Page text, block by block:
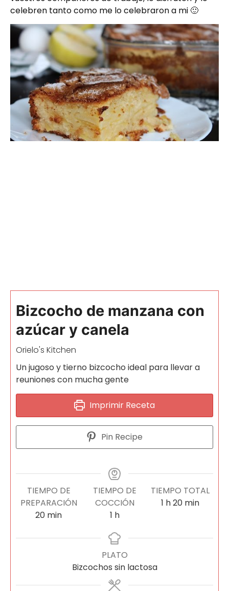
celebren tanto como me lo celebraron a mi 🙂
Bizcocho de manzana con
azúcar y canela
Orielo's Kitchen
Un jugoso y tierno bizcocho ideal para llevar a
reuniones con mucha gente
Imprimir Receta
Pin Recipe
TIEMPO DE
PREPARACIÓN
20 min
TIEMPO DE
COCCIÓN
1 h
TIEMPO TOTAL
1 h20 min
PLATO
Bizcochos sin lactosa